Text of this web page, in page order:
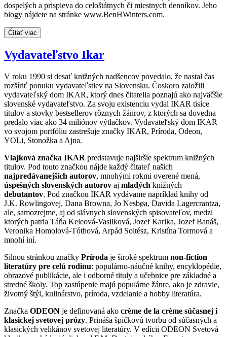
dospelých a prispieva do celoštátnych či miestnych denníkov. Jeho
blogy nájdete na stránke www.BenHWinters.com.
Čítať viac
Vydavateľstvo Ikar
V roku 1990 si desať knižných nadšencov povedalo, že nastal čas
rozšíriť ponuku vydavateľstiev na Slovensku. Čoskoro založili
vydavateľský dom IKAR, ktorý dnes čitatelia poznajú ako najväčšie
slovenské vydavateľstvo. Za svoju existenciu vydal IKAR tisíce
titulov a stovky bestsellerov rôznych žánrov, z ktorých sa dovedna
predalo viac ako 34 miliónov výtlačkov. Vydavateľský dom IKAR
vo svojom portfóliu zastrešuje značky IKAR, Príroda, Odeon,
YOLi, Stonožka a Ajna.
Vlajková značka IKAR predstavuje najširšie spektrum knižných
titulov. Pod touto značkou nájde každý čitateľ našich
najpredávanejších autorov, mnohými rokmi overené mená,
úspešných slovenských autorov aj mladých knižných
debutantov. Pod značkou IKAR vydávame napríklad knihy od
J.K. Rowlingovej, Dana Browna, Jo Nesbøa, Davida Lagercrantza,
ale, samozrejme, aj od slávnych slovenských spisovateľov, medzi
ktorých patria Táňa Keleová-Vasilková, Jozef Karika, Jozef Banáš,
Veronika Homolová-Tóthová, Arpád Soltész, Kristína Tormová a
mnohí iní.
Silnou stránkou značky Príroda je široké spektrum non-fiction
literatúry pre celú rodinu: populárno-náučné knihy, encyklopédie,
obrazové publikácie, ale i odborné tituly a učebnice pre základné a
stredné školy. Top zastúpenie majú populárne žánre, ako je zdravie,
životný štýl, kulinárstvo, príroda, vzdelanie a hobby literatúra.
Značka ODEON je definovaná ako crème de la crème súčasnej i
klasickej svetovej prózy. Prináša špičkovú tvorbu od súčasných a
klasických velikánov svetovej literatúry. V edícii ODEON Svetová